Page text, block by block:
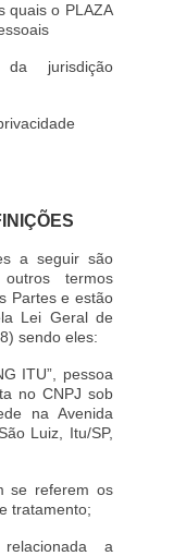
quais o PLAZA
jurisdição
a seguir são
termos
Partes e estão
Lei Geral de
sendo eles:
ITU”, pessoa
no CNPJ sob
na Avenida
Luiz, Itu/SP,
se referem os
tratamento;
relacionada a